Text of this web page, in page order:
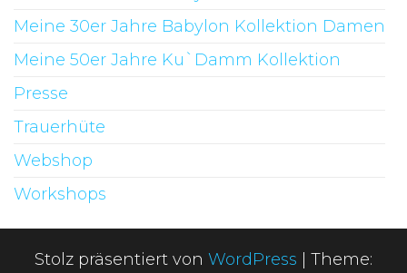
Meine 30er Jahre Babylon Kollektion Damen
Meine 50er Jahre Ku`Damm Kollektion
Presse
Trauerhüte
Webshop
Workshops
Stolz präsentiert von WordPress Theme: